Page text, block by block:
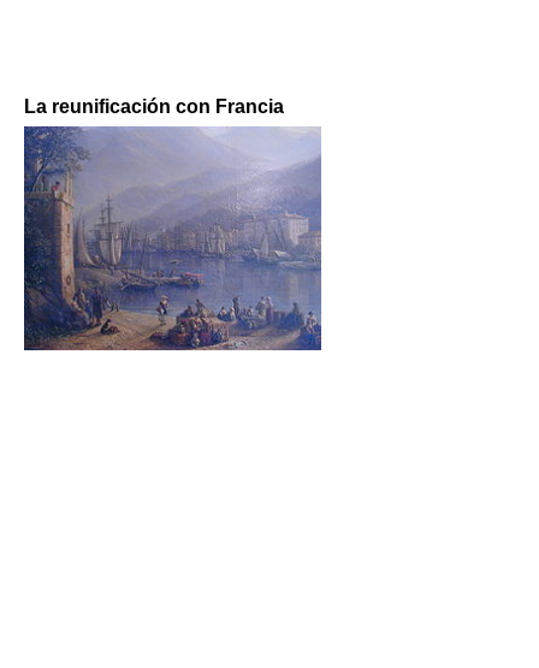
La reunificación con Francia